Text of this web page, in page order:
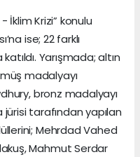
İklim Krizi” konulu
ise; 22 farklı
Yarışmada; altın
madalyayı
bronz madalyayı
jürisi tarafından yapılan
Mehrdad Vahed
Mahmut Serdar